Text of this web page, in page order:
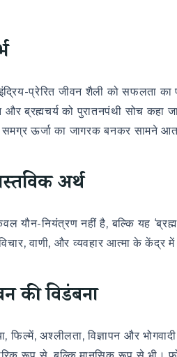
प्रेरित जीवन शैली को सफलता का
और ब्रह्मचर्य को पुरातनपंथी सोच कहा
ऊर्जा का जागरक बनकर सामने
अर्थ
यौन-नियंत्रण नहीं है, बल्कि यह
वाणी, और व्यवहार आत्मा के केंद्र में
की विडंबना
फिल्में, अश्लीलता, विज्ञापन और